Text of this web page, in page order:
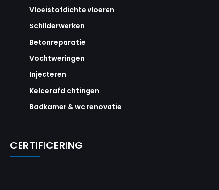
Vloeistofdichte vloeren
Schilderwerken
Betonreparatie
Vochtweringen
Injecteren
Kelderafdichtingen
Badkamer & wc renovatie
CERTIFICERING